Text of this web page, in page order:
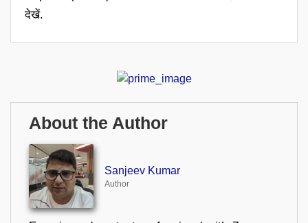
देखें.
About the Author
Sanjeev Kumar
Author